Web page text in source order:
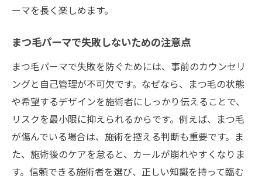
ーマを長く楽しめます。
まつ毛パーマで失敗しないための注意点
まつ毛パーマで失敗を防ぐためには、事前のカウンセリ
ングと自己管理が不可欠です。なぜなら、まつ毛の状態
や希望するデザインを施術者にしっかり伝えることで、
リスクを最小限に抑えられるからです。例えば、まつ毛
が傷んでいる場合は、施術を控える判断も重要です。ま
た、施術後のケアを怠ると、カールが崩れやすくなりま
す。信頼できる施術者を選び、正しい知識を持って臨む